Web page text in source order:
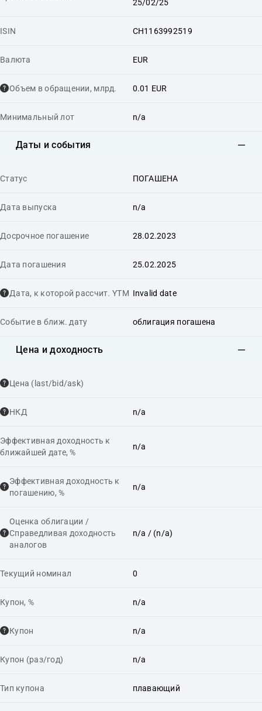
25/02/25
ISIN CH1163992519
Валюта EUR
Объем в обращении, млрд. 0.01 EUR
Минимальный лот n/a
Даты и события
Статус ПОГАШЕНА
Дата выпуска n/a
Досрочное погашение 28.02.2023
Дата погашения 25.02.2025
Дата, к которой рассчит. YTM Invalid date
Событие в ближ. дату облигация погашена
Цена и доходность
Цена (last/bid/ask)
НКД n/a
Эффективная доходность к
ближайшей дате, %
n/a
Эффективная доходность к
погашению, %
n/a
Оценка облигации /
Справедливая доходность
аналогов
n/a / (n/a)
Текущий номинал 0
Купон, % n/a
Купон n/a
Купон (раз/год) n/a
Тип купона плавающий